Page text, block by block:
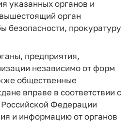
указанных органов и
орган
безопасности, прокуратуру
предприятия,
независимо от форм
общественные
вправе в соответствии с
Федерации
и информацию от органов